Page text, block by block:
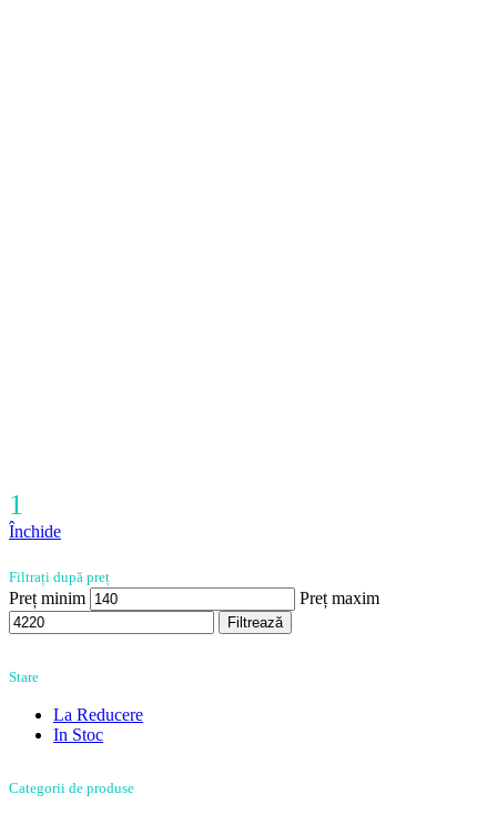
1
Închide
Filtrați după preț
Preț minim Preț maxim
Filtrează
Stare
La Reducere
In Stoc
Categorii de produse